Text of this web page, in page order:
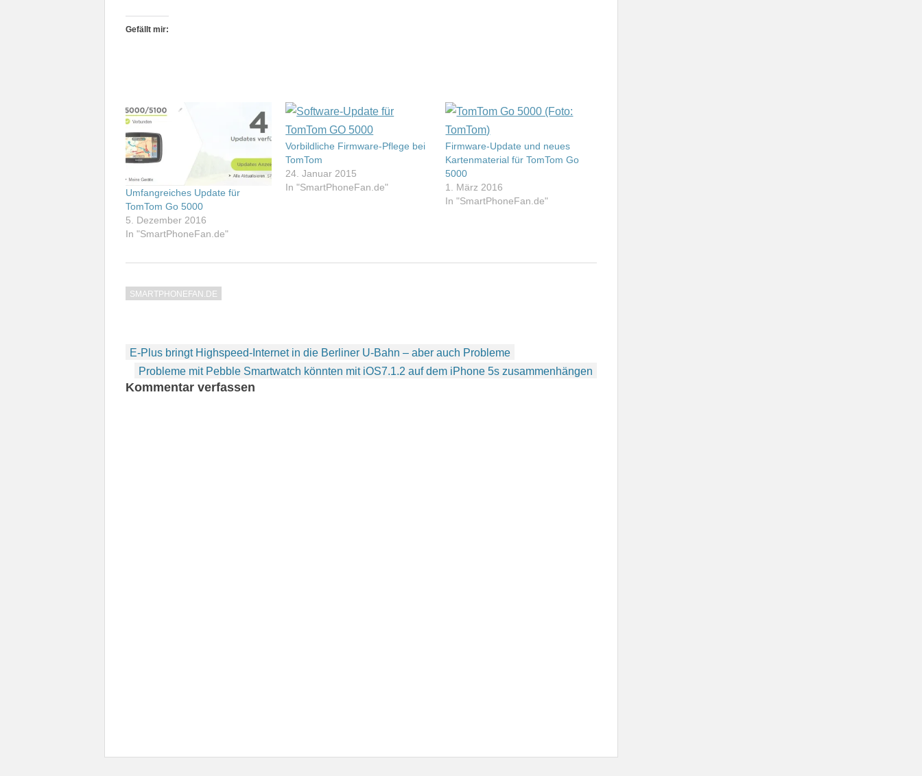
Gefällt mir:
Umfangreiches Update für
TomTom Go 5000
5. Dezember 2016
In "SmartPhoneFan.de"
Vorbildliche Firmware-Pflege bei
TomTom
24. Januar 2015
In "SmartPhoneFan.de"
Firmware-Update und neues
Kartenmaterial für TomTom Go
5000
1. März 2016
In "SmartPhoneFan.de"
SMARTPHONEFAN.DE
Beitragsnavigation
E-Plus bringt Highspeed-Internet in die Berliner U-Bahn – aber auch Probleme
Probleme mit Pebble Smartwatch könnten mit iOS7.1.2 auf dem iPhone 5s zusammenhängen
Kommentar verfassen